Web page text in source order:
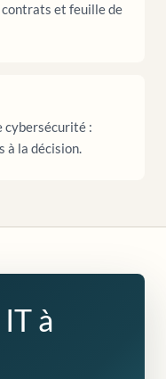
et feuille de
cybersécurité :
à la décision.
à